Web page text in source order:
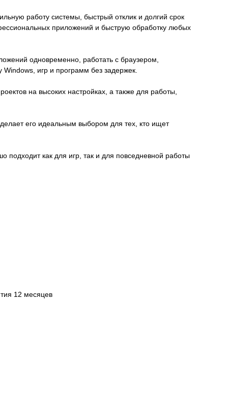
работу системы, быстрый отклик и долгий срок
приложений и быструю обработку любых
одновременно, работать с браузером,
игр и программ без задержек.
на высоких настройках, а также для работы,
его идеальным выбором для тех, кто ищет
подходит как для игр, так и для повседневной работы
12 месяцев